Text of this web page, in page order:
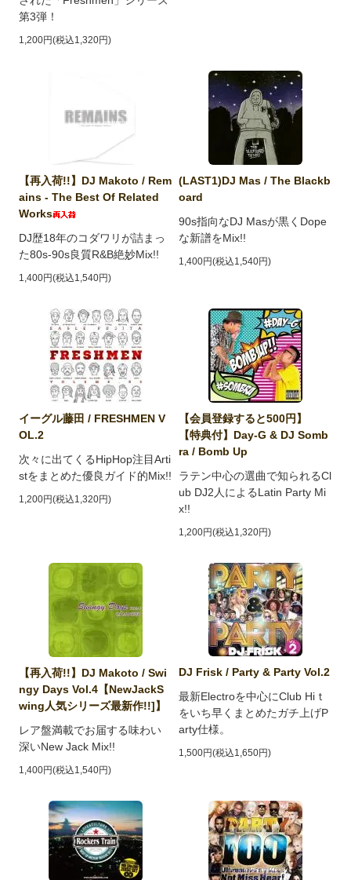
第3弾！
1,200円(税込1,320円)
【再入荷!!】DJ Makoto / Rem
ains - The Best Of Related
Works
DJ歴18年のコダワリが詰まっ
た80s-90s良質R&B絶妙Mix!!
1,400円(税込1,540円)
(LAST1)DJ Mas / The Blackb
oard
90s指向なDJ Masが黒くDope
な新譜をMix!!
1,400円(税込1,540円)
イーグル藤田 / FRESHMEN V
OL.2
次々に出てくるHipHop注目Arti
stをまとめた優良ガイド的Mix!!
1,200円(税込1,320円)
【会員登録すると500円】
【特典付】Day-G & DJ Somb
ra / Bomb Up
ラテン中心の選曲で知られるCl
ub DJ2人によるLatin Party Mi
x!!
1,200円(税込1,320円)
【再入荷!!】DJ Makoto / Swi
ngy Days Vol.4【NewJackS
wing人気シリーズ最新作!!]】
レア盤満載でお届する味わい
深いNew Jack Mix!!
1,400円(税込1,540円)
DJ Frisk / Party & Party Vol.2
最新Electroを中心にClub Hiｔ
をいち早くまとめたガチ上げP
arty仕様。
1,500円(税込1,650円)